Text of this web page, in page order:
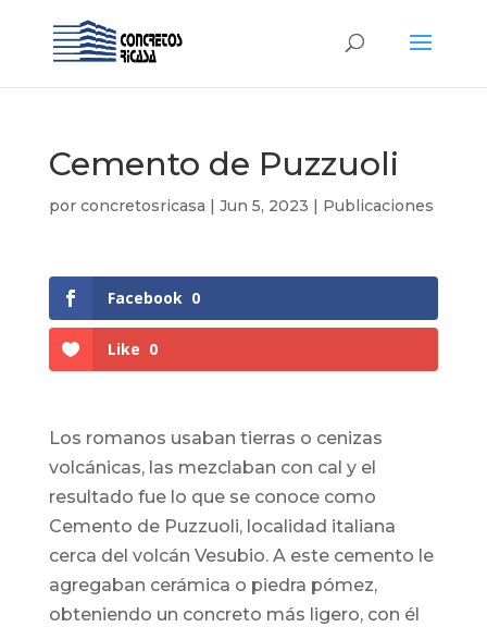
Cemento de Puzzuoli
por concretosricasa | Jun 5, 2023 | Publicaciones
Facebook 0
Like 0
Los romanos usaban tierras o cenizas
volcánicas, las mezclaban con cal y el
resultado fue lo que se conoce como
Cemento de Puzzuoli, localidad italiana
cerca del volcán Vesubio. A este cemento le
agregaban cerámica o piedra pómez,
obteniendo un concreto más ligero, con él